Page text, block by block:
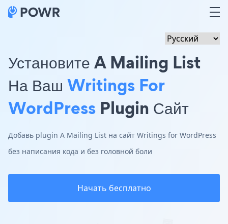
Установите A Mailing List
На Ваш Writings For
WordPress Plugin Сайт
Добавь plugin A Mailing List на сайт Writings for WordPress
без написания кода и без головной боли
Начать бесплатно